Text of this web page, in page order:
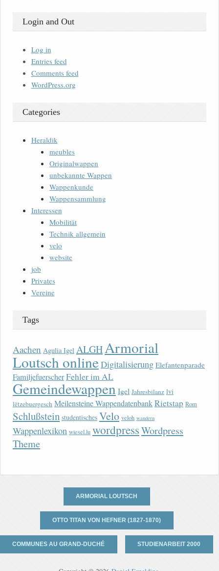
Login and Out
Log in
Entries feed
Comments feed
WordPress.org
Categories
Heraldik
meubles
Originalwappen
unbekannte Wappen
Wappenkunde
Wappensammlung
Interessen
Mobilität
Technik allgemein
velo
website
job
Privates
Vereine
Tags
Aachen Agulia Igel ALGHArmorial
Loutsch onlineDigitalisierung Elefantenparade
FamiljefuerscherFehler im AL
Gemeindewappen Igel Jahresbilanz lvi
lëtzebuergesch Meilensteine WappendatenbankRietstap Rom
Schlußstein studentisches Velo veloh wandern
Wappenlexikon wiesel.lu wordpressWordpress
Theme
ARMORIAL LOUTSCH
OTTO TITAN VON HEFNER (1827-1870)
COMMUNES AU GRAND-DUCHÉ STUDIENARBEIT 2000